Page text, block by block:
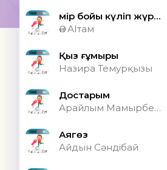
Өмір бойы күліп жүрсек шіркін ай
Ән АІтам
Қыз ғұмыры
Назира Темурқызы
Достарым
Арайлым Мамырбекқызы
Аягөз
Айдын Сәндібай